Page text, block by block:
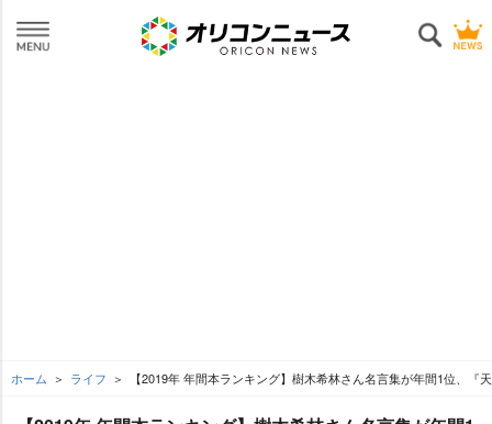
ホーム ライフ 【2019年 年間本ランキング】樹木希林さん名言集が年間1位、『